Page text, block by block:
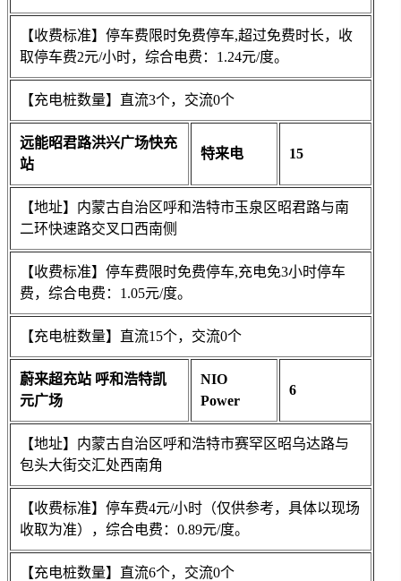
【收费标准】停车费限时免费停车,超过免费时长，收
取停车费2元/小时，综合电费：1.24元/度。
【充电桩数量】直流3个，交流0个
远能昭君路洪兴广场快充
站
特来电 15
【地址】内蒙古自治区呼和浩特市玉泉区昭君路与南
二环快速路交叉口西南侧
【收费标准】停车费限时免费停车,充电免3小时停车
费，综合电费：1.05元/度。
【充电桩数量】直流15个，交流0个
蔚来超充站 呼和浩特凯
元广场
NIO
Power
6
【地址】内蒙古自治区呼和浩特市赛罕区昭乌达路与
包头大街交汇处西南角
【收费标准】停车费4元/小时（仅供参考，具体以现场
收取为准），综合电费：0.89元/度。
【充电桩数量】直流6个，交流0个